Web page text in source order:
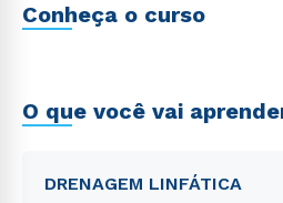
Conheça o curso
O que você vai
DRENAGEM LINFÁTICA